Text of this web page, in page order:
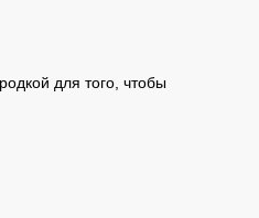
для того, чтобы